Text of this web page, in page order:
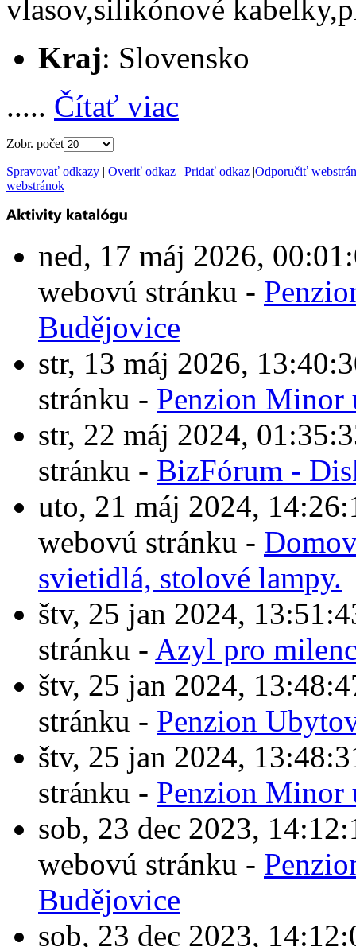
vlasov,silikónové
Kraj: Slovensko
..... Čítať viac
Zobr. počet
Spravovať odkazy | Overiť odkaz | Pridať odkaz |Odporučiť
webstránok
ned, 17 máj 2026,
webovú stránku -
Budějovice
str, 13 máj 2026,
stránku - Penzion Minor
str, 22 máj 2024,
stránku - BizFórum -
uto, 21 máj 2024,
webovú stránku -
svietidlá, stolové lampy.
štv, 25 jan 2024,
stránku - Azyl pro
štv, 25 jan 2024,
stránku - Penzion
štv, 25 jan 2024,
stránku - Penzion Minor
sob, 23 dec 2023,
webovú stránku -
Budějovice
sob, 23 dec 2023,